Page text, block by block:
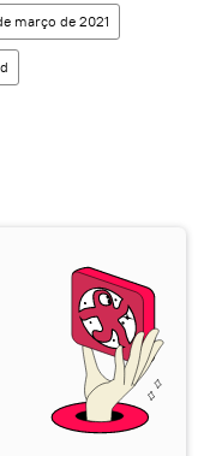
março de 2021